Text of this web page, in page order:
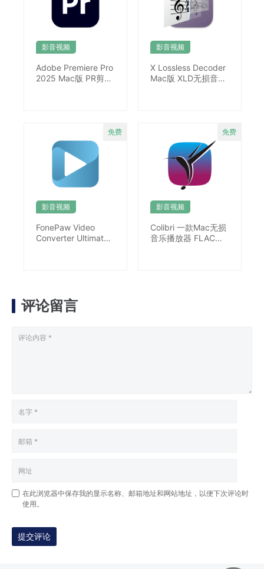
影音视频
Adobe Premiere Pro
2025 Mac版 PR剪辑
影音视频
X Lossless Decoder
Mac版 XLD无损音频
影音视频
FonePaw Video
Converter Ultimate
影音视频
Colibri 一款Mac无损
音乐播放器 FLAC播
评论留言
在此浏览器中保存我的显示名称、邮箱地址和网站地址，以便下次评论时
使用。
提交评论